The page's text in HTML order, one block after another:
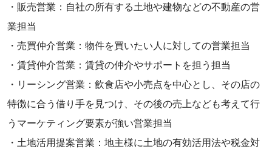
・販売営業：自社の所有する土地や建物などの不動産の営
業担当
・売買仲介営業：物件を買いたい人に対しての営業担当
・賃貸仲介営業：賃貸の仲介やサポートを担う担当
・リーシング営業：飲食店や小売点を中心とし、その店の
特徴に合う借り手を見つけ、その後の売上なども考えて行
うマーケティング要素が強い営業担当
・土地活用提案営業：地主様に土地の有効活用法や税金対